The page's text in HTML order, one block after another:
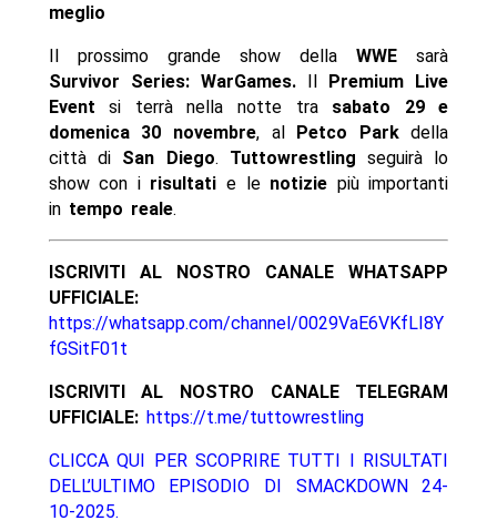
meglio
Il prossimo grande show dellaWWE sarà
Survivor Series: WarGames.Il
Premium Live
Event si terrà nella notte trasabato 29 e
domenica 30 novembre, al Petco Parkdella
città di San Diego. Tuttowrestling seguirà lo
show con i risultati e le notizie più importanti
in tempo reale.
ISCRIVITI AL NOSTRO CANALE WHATSAPP
UFFICIALE:
https://whatsapp.com/channel/0029VaE6VKfLI8Y
fGSitF01t
ISCRIVITI AL NOSTRO CANALE TELEGRAM
UFFICIALE: https://t.me/tuttowrestling
CLICCA QUI PER SCOPRIRE TUTTI I RISULTATI
DELL’ULTIMO EPISODIO DI SMACKDOWN 24-
10-2025.